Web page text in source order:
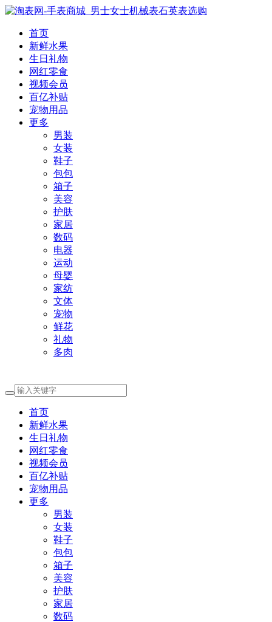
首页
新鲜水果
生日礼物
网红零食
视频会员
百亿补贴
宠物用品
更多
男装
女装
鞋子
包包
箱子
美容
护肤
家居
数码
电器
运动
母婴
家纺
文体
宠物
鲜花
礼物
多肉
首页
新鲜水果
生日礼物
网红零食
视频会员
百亿补贴
宠物用品
更多
男装
女装
鞋子
包包
箱子
美容
护肤
家居
数码